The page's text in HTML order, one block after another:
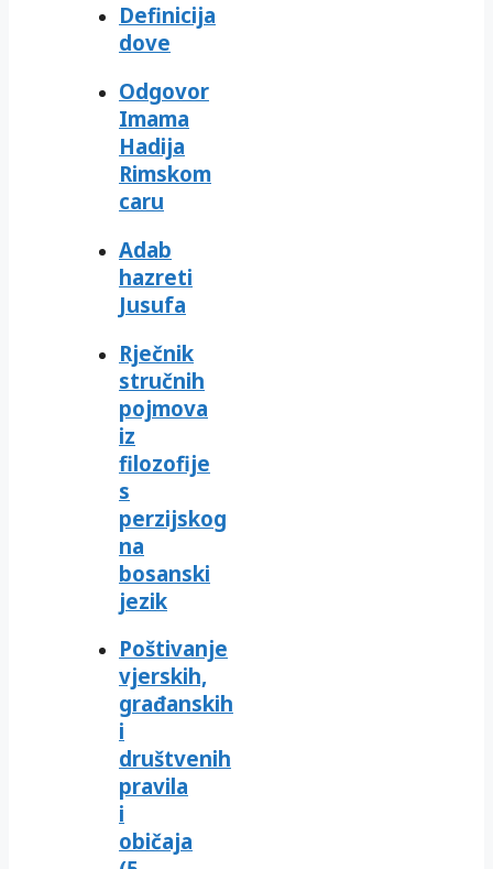
Definicija
dove
Odgovor
Imama
Hadija
Rimskom
caru
Adab
hazreti
Jusufa
Rječnik
stručnih
pojmova
iz
filozofije
s
perzijskog
na
bosanski
jezik
Poštivanje
vjerskih,
građanskih
i
društvenih
pravila
i
običaja